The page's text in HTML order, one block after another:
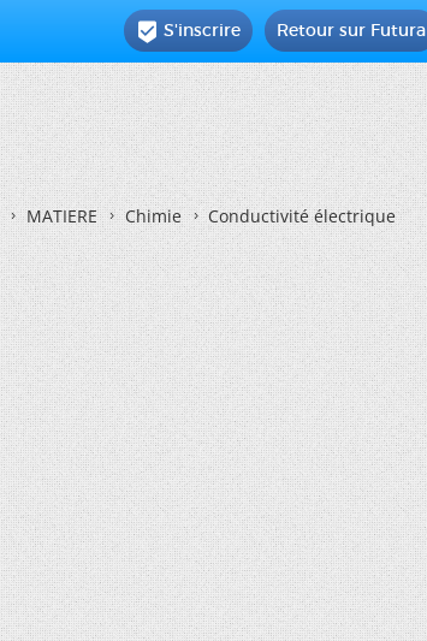
Retour sur Futura
 S'inscrire
MATIERE Chimie Conductivité électrique